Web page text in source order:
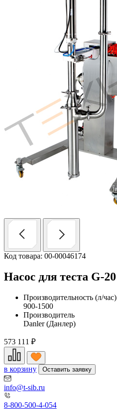
Код товара: 00-00046174
Насос для теста G-20
Производительность (л/час)
900-1500
Производитель
Danler (Данлер)
573 111 ₽
в корзину Оставить заявку
info@t-sib.ru
8-800-500-4-054